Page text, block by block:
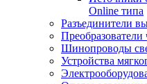
Online типа
Разъединители
Преобразователи
Шинопроводы
Устройства